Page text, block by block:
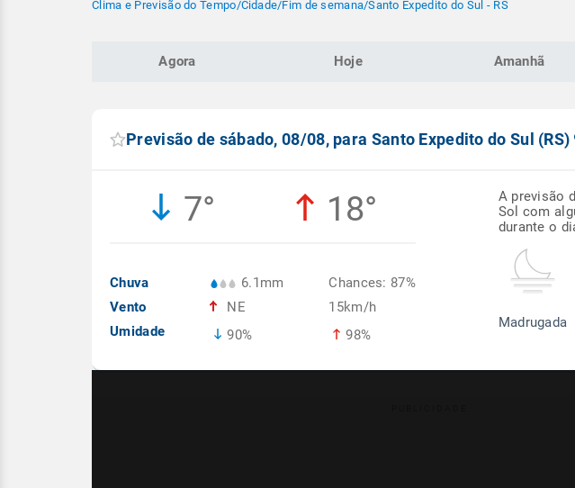
Clima e Previsão do Tempo/Cidade/Fim de semana/Santo Expedito do Sul - RS
Agora Hoje Amanhã
Previsão de sábado, 08/08, para Santo Expedito do Sul (RS)
7° 18°
Chuva
Vento
Umidade
6.1mm
NE
90%
Chances: 87%
15km/h
98%
A previsão
Sol com
durante o
Madrugada